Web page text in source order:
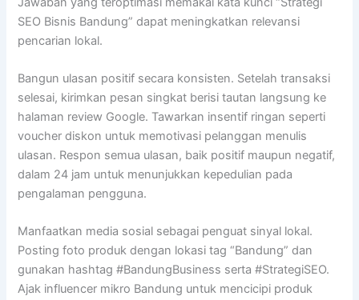
SEO Bisnis Bandung” dapat meningkatkan relevansi
pencarian lokal.
Bangun ulasan positif secara konsisten. Setelah transaksi
selesai, kirimkan pesan singkat berisi tautan langsung ke
halaman review Google. Tawarkan insentif ringan seperti
voucher diskon untuk memotivasi pelanggan menulis
ulasan. Respon semua ulasan, baik positif maupun negatif,
dalam 24 jam untuk menunjukkan kepedulian pada
pengalaman pengguna.
Manfaatkan media sosial sebagai penguat sinyal lokal.
Posting foto produk dengan lokasi tag “Bandung” dan
gunakan hashtag #BandungBusiness serta #StrategiSEO.
Ajak influencer mikro Bandung untuk mencicipi produk